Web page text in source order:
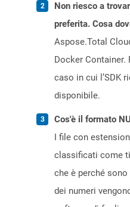
Non riesco a
preferita. Cosa
Aspose.Total
Docker Container.
caso in cui l’SDK
disponibile.
Cos'è il formato
I file con
classificati come
che è perché
dei numeri